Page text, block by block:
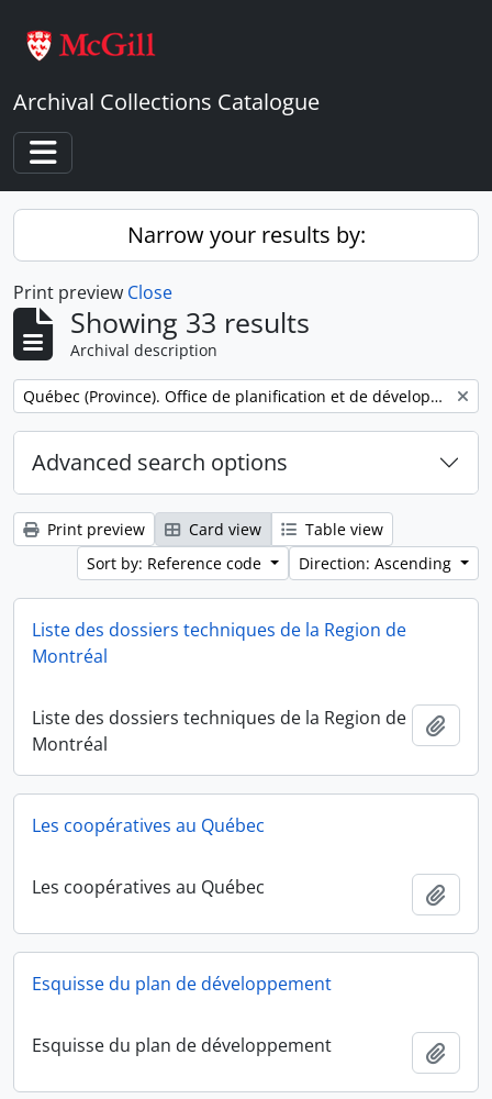
Archival Collections Catalogue
Toggle navigation
Narrow your results by:
Print preview Close
Showing 33 results
Archival description
Remove filter: Québec (Province). Office de planification et de développement.
Advanced search options
Print preview Card view
Table view
Sort by: Reference code
Direction: Ascending
Liste des dossiers techniques de la Region de
Montréal
Liste des dossiers techniques de la Region de
Montréal
Les coopératives au Québec
Les coopératives au Québec
Esquisse du plan de développement
Esquisse du plan de développement